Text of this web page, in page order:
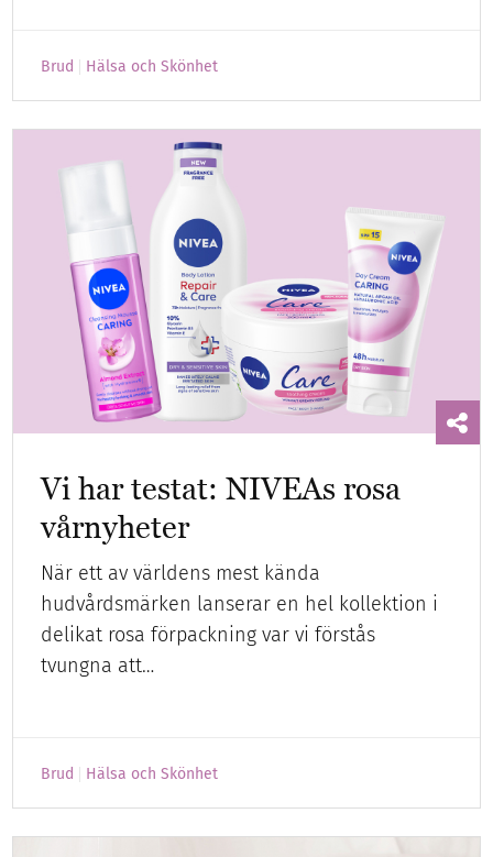
Brud Hälsa och Skönhet
Vi har testat: NIVEAs rosa
vårnyheter
När ett av världens mest kända
hudvårdsmärken lanserar en hel kollektion i
delikat rosa förpackning var vi förstås
tvungna att…
Brud Hälsa och Skönhet